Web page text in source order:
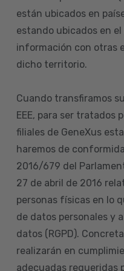
están ubicados en
estando ubicados en el
información con otras
dicho territorio.
Cuando transfiramos
EEE, para ser tratados
filiales de GeneXus
haremos de
2016/679 del
27 de abril de 2016
personas físicas en lo
de datos personales y
datos (RGPD).
realizarán en
adecuadas requeridas